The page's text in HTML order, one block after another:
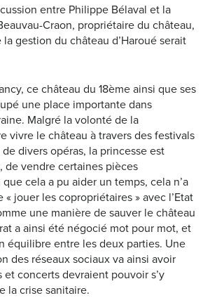
entre Philippe Bélaval et la
Craon, propriétaire du château,
gestion du château d’Haroué serait
ce château du 18ème ainsi que ses
une place importante dans
Malgré la volonté de la
vivre le château à travers des festivals
divers opéras, la princesse est
de vendre certaines pièces
cela a pu aider un temps, cela n’a
« jouer les copropriétaires » avec l’Etat
une manière de sauver le château
a ainsi été négocié mot pour mot, et
équilibre entre les deux parties. Une
des réseaux sociaux va ainsi avoir
concerts devraient pouvoir s’y
la crise sanitaire.